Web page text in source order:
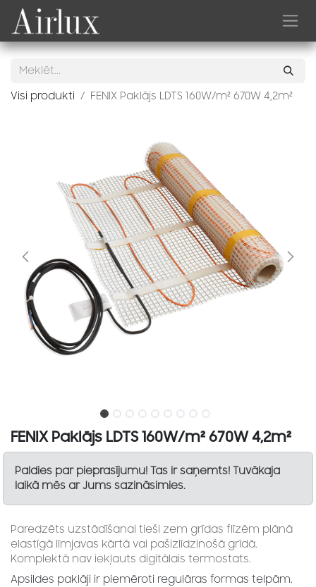
Skip to Content
Visi produkti FENIX Paklājs LDTS 160W/m² 670W 4,2m²
FENIX Paklājs LDTS 160W/m² 670W 4,2m²
Paldies par pieprasījumu! Tas ir saņemts! Tuvākaja
laikā mēs ar Jums sazināsimies.
Paredzēts uzstādīšanai tieši zem grīdas flīzēm plānā
elastīgā līmjavas kārtā vai pašizlīdzinošā grīdā.
Komplektā nav iekļauts digitālais termostats.
Apsildes paklāji ir piemēroti regulāras formas telpām.